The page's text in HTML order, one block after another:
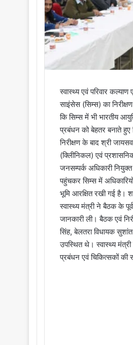
स्वास्थ्य एवं परिवार
साइंसेस (सिम्स) का
कि सिम्स में भी भारतीय
प्रबंधन को बेहतर बनाते
निरीक्षण के बाद श्री
(क्लिीनिकल) एवं
जनसम्पर्क अधिकारी
पहुंचकर सिम्स में
भूमि आरक्षित रखी गई है।
स्वास्थ्य मंत्री ने बैठक के
जानकारी ली। बैठक एवं
सिंह, बेलतरा विधायक
उपस्थित थे। स्वास्थ्य
प्रबंधन एवं चिकित्सकों की